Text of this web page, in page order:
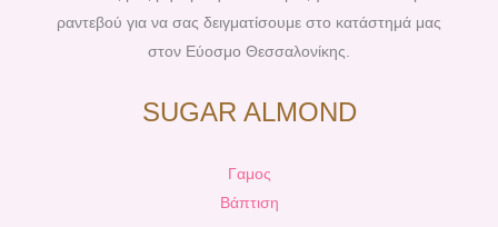
ραντεβού για να σας δειγματίσουμε στο κατάστημά μας
στον Εύοσμο Θεσσαλονίκης.
SUGAR ALMOND
Γαμος
Βάπτιση